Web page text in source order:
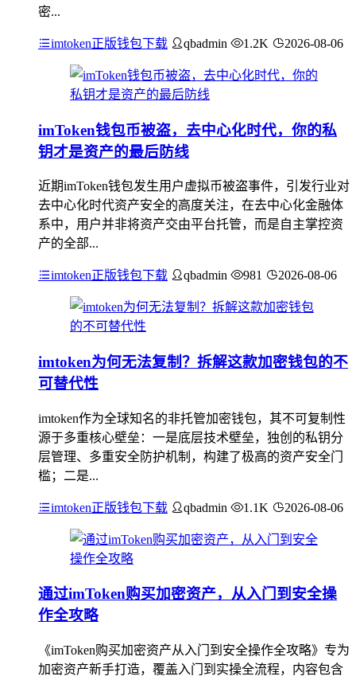
密...
imtoken正版钱包下载 qbadmin 1.2K 2026-08-06
imToken钱包币被盗，去中心化时代，你的私
钥才是资产的最后防线
近期imToken钱包发生用户虚拟币被盗事件，引发行业对
去中心化时代资产安全的高度关注，在去中心化金融体
系中，用户并非将资产交由平台托管，而是自主掌控资
产的全部...
imtoken正版钱包下载 qbadmin 981 2026-08-06
imtoken为何无法复制？拆解这款加密钱包的不
可替代性
imtoken作为全球知名的非托管加密钱包，其不可复制性
源于多重核心壁垒：一是底层技术壁垒，独创的私钥分
层管理、多重安全防护机制，构建了极高的资产安全门
槛；二是...
imtoken正版钱包下载 qbadmin 1.1K 2026-08-06
通过imToken购买加密资产，从入门到安全操
作全攻略
《imToken购买加密资产从入门到安全操作全攻略》专为
加密资产新手打造，覆盖入门到实操全流程，内容包含